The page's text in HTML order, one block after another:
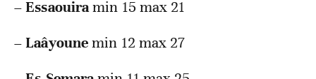
–Essaouiramin 15 max 21
–Laâyounemin 12 max 27